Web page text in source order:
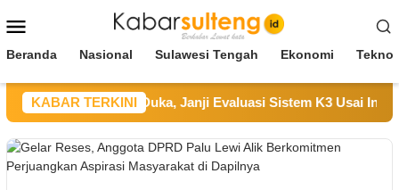
ke
Mobile
Beranda Nasional Sulawesi Tengah Ekonomi
KABAR TERKINI
UKK Sampaikan Duka, Janji Evaluasi Sistem K3 Usai Insiden